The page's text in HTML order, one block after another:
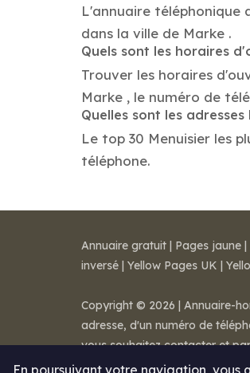
L'annuaire téléphonique
dans la ville de Marke .
Quels sont les horaires
Trouver les horaires
Marke , le numéro de
Quelles sont les
Le top 30 Menuisier les
téléphone.
En poursuivant votre navigation, vous
Annuaire gratuit | Pages jaune |
inversé | Yellow Pages UK |
Copyright © 2026 | Annuaire-
adresse, d'un numéro de
vous souhaitez contacter et
Mentions légales-Conditions